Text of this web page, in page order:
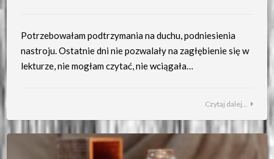
Potrzebowałam podtrzymania na duchu, podniesienia
nastroju. Ostatnie dni nie pozwalały na zagłębienie się w
lekturze, nie mogłam czytać, nie wciągała…
Czytaj dalej...